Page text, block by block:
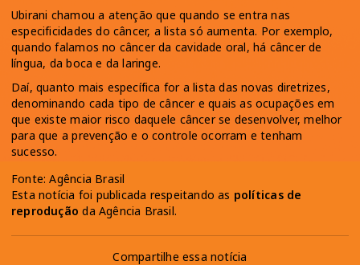
Ubirani chamou a atenção que quando se entra nas
especificidades do câncer, a lista só aumenta. Por exemplo,
quando falamos no câncer da cavidade oral, há câncer de
língua, da boca e da laringe.
Daí, quanto mais específica for a lista das novas diretrizes,
denominando cada tipo de câncer e quais as ocupações em
que existe maior risco daquele câncer se desenvolver, melhor
para que a prevenção e o controle ocorram e tenham
sucesso.
Fonte: Agência Brasil
Esta notícia foi publicada respeitando as políticas de
reprodução da Agência Brasil.
Compartilhe essa notícia